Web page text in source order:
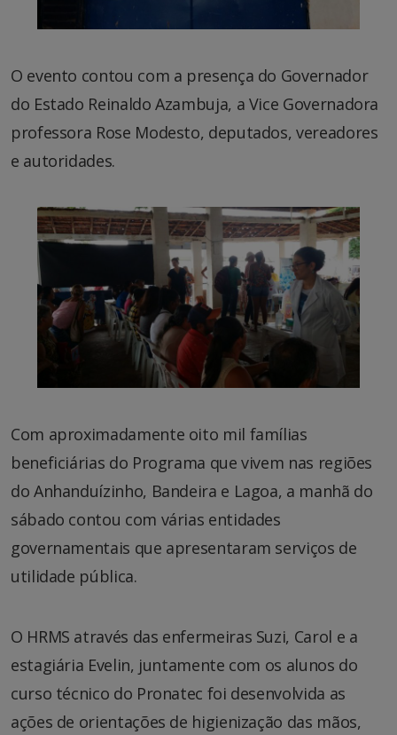
O evento contou com a presença do Governador
do Estado Reinaldo Azambuja, a Vice Governadora
professora Rose Modesto, deputados, vereadores
e autoridades.
Com aproximadamente oito mil famílias
beneficiárias do Programa que vivem nas regiões
do Anhanduízinho, Bandeira e Lagoa, a manhã do
sábado contou com várias entidades
governamentais que apresentaram serviços de
utilidade pública.
O HRMS através das enfermeiras Suzi, Carol e a
estagiária Evelin, juntamente com os alunos do
curso técnico do Pronatec foi desenvolvida as
ações de orientações de higienização das mãos,